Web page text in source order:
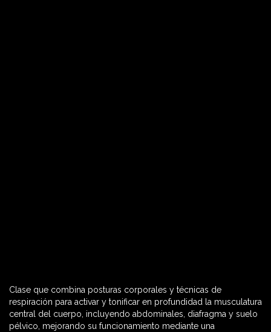
 60 MIN
Clase que combina posturas corporales y técnicas de
respiración para activar y tonificar en profundidad la musculatura
central del cuerpo, incluyendo abdominales, diafragma y suelo
pélvico, mejorando su funcionamiento mediante una